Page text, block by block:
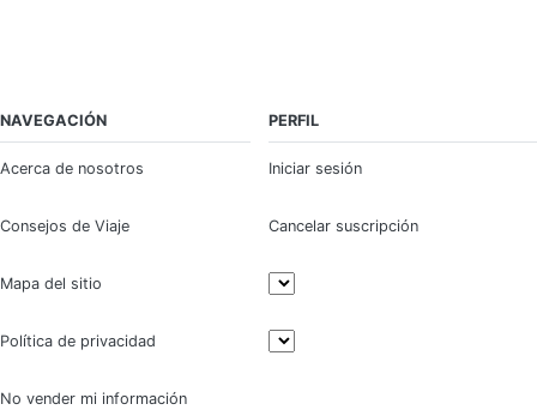
NAVEGACIÓN
Acerca de nosotros
Consejos de Viaje
Mapa del sitio
Política de privacidad
No vender mi información
PERFIL
Iniciar sesión
Cancelar suscripción